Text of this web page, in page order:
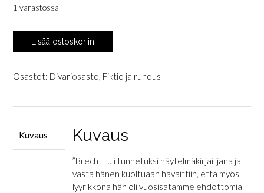
1 varastossa
Brecht,
Bertolt:
1914-
Lisää ostoskoriin
Osastot: Divariosasto, Fiktio ja runous
Kuvaus Kuvaus
”Brecht tuli tunnetuksi näytelmäkirjailijana ja
vasta hänen kuoltuaan havaittiin, että myös
lyyrikkona hän oli vuosisatamme ehdottomia